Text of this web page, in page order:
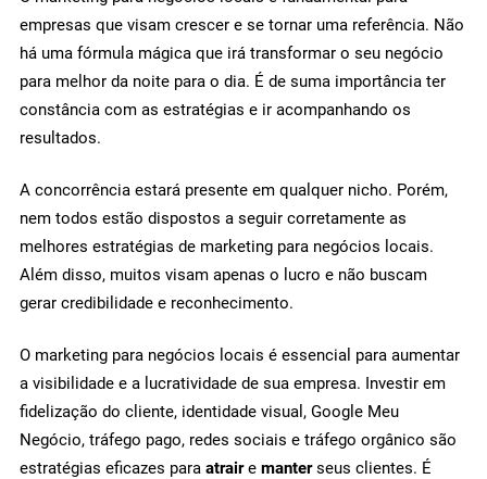
empresas que visam crescer e se tornar uma referência. Não
há uma fórmula mágica que irá transformar o seu negócio
para melhor da noite para o dia. É de suma importância ter
constância com as estratégias e ir acompanhando os
resultados.
A concorrência estará presente em qualquer nicho. Porém,
nem todos estão dispostos a seguir corretamente as
melhores estratégias de marketing para negócios locais.
Além disso, muitos visam apenas o lucro e não buscam
gerar credibilidade e reconhecimento.
O marketing para negócios locais é essencial para aumentar
a visibilidade e a lucratividade de sua empresa. Investir em
fidelização do cliente, identidade visual, Google Meu
Negócio, tráfego pago, redes sociais e tráfego orgânico são
estratégias eficazes para atraire manterseus clientes. É